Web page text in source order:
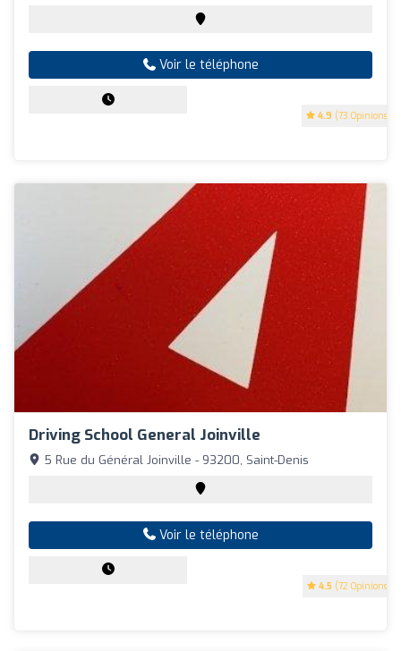
4.9 (73 Opinions)
Voir le téléphone
Driving School General Joinville
4.5 (72 Opinions)
5 Rue du Général Joinville - 93200, Saint-Denis
Voir le téléphone